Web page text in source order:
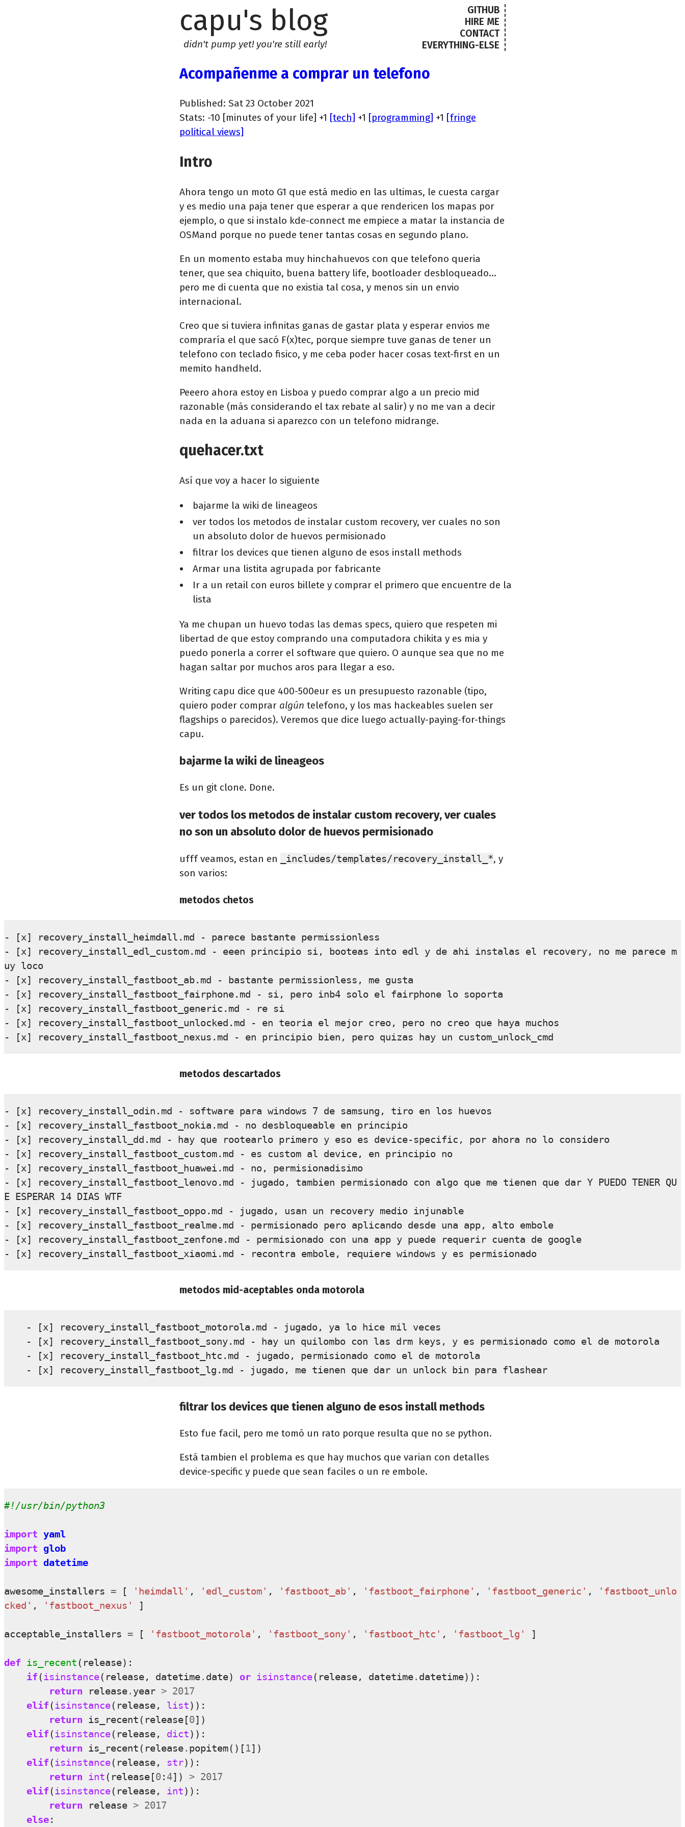
capu's blog
didn't pump yet! you're still early!
GITHUB
HIRE ME
CONTACT
EVERYTHING-ELSE
Acompañenme a comprar un telefono
Published: Sat 23 October 2021
Stats: -10 [minutes of your life] +1 [tech] +1 [programming] +1 [fringe
political views]
Intro
Ahora tengo un moto G1 que está medio en las ultimas, le cuesta cargar
y es medio una paja tener que esperar a que rendericen los mapas por
ejemplo, o que si instalo kde-connect me empiece a matar la instancia de
OSMand porque no puede tener tantas cosas en segundo plano.
En un momento estaba muy hinchahuevos con que telefono queria
tener, que sea chiquito, buena battery life, bootloader desbloqueado...
pero me di cuenta que no existia tal cosa, y menos sin un envio
internacional.
Creo que si tuviera infinitas ganas de gastar plata y esperar envios me
compraría el que sacó F(x)tec, porque siempre tuve ganas de tener un
telefono con teclado fisico, y me ceba poder hacer cosas text-first en un
memito handheld.
Peeero ahora estoy en Lisboa y puedo comprar algo a un precio mid
razonable (más considerando el tax rebate al salir) y no me van a decir
nada en la aduana si aparezco con un telefono midrange.
quehacer.txt
Así que voy a hacer lo siguiente
bajarme la wiki de lineageos
ver todos los metodos de instalar custom recovery, ver cuales no son
un absoluto dolor de huevos permisionado
filtrar los devices que tienen alguno de esos install methods
Armar una listita agrupada por fabricante
Ir a un retail con euros billete y comprar el primero que encuentre de la
lista
Ya me chupan un huevo todas las demas specs, quiero que respeten mi
libertad de que estoy comprando una computadora chikita y es mia y
puedo ponerla a correr el software que quiero. O aunque sea que no me
hagan saltar por muchos aros para llegar a eso.
Writing capu dice que 400-500eur es un presupuesto razonable (tipo,
quiero poder comprar algún telefono, y los mas hackeables suelen ser
flagships o parecidos). Veremos que dice luego actually-paying-for-things
capu.
bajarme la wiki de lineageos
Es un git clone. Done.
ver todos los metodos de instalar custom recovery, ver cuales
no son un absoluto dolor de huevos permisionado
ufff veamos, estan en _includes/templates/recovery_install_*, y
son varios:
metodos chetos
- [x] recovery_install_heimdall.md - parece bastante permissionless
- [x] recovery_install_edl_custom.md - eeen principio si, booteas into edl y de ahi instalas el recovery, no me parece m
uy loco
- [x] recovery_install_fastboot_ab.md - bastante permissionless, me gusta
- [x] recovery_install_fastboot_fairphone.md - si, pero inb4 solo el fairphone lo soporta
- [x] recovery_install_fastboot_generic.md - re si
- [x] recovery_install_fastboot_unlocked.md - en teoria el mejor creo, pero no creo que haya muchos
metodos descartados
- [x] recovery_install_odin.md - software para windows 7 de samsung, tiro en los huevos
- [x] recovery_install_fastboot_nokia.md - no desbloqueable en principio
- [x] recovery_install_dd.md - hay que rootearlo primero y eso es device-specific, por ahora no lo considero
- [x] recovery_install_fastboot_custom.md - es custom al device, en principio no
- [x] recovery_install_fastboot_huawei.md - no, permisionadisimo
- [x] recovery_install_fastboot_lenovo.md - jugado, tambien permisionado con algo que me tienen que dar Y PUEDO TENER QU
E ESPERAR 14 DIAS WTF
- [x] recovery_install_fastboot_oppo.md - jugado, usan un recovery medio injunable
- [x] recovery_install_fastboot_realme.md - permisionado pero aplicando desde una app, alto embole
- [x] recovery_install_fastboot_zenfone.md - permisionado con una app y puede requerir cuenta de google
metodos mid-aceptables onda motorola
- [x] recovery_install_fastboot_motorola.md - jugado, ya lo hice mil veces
- [x] recovery_install_fastboot_sony.md - hay un quilombo con las drm keys, y es permisionado como el de motorola
- [x] recovery_install_fastboot_htc.md - jugado, permisionado como el de motorola
- [x] recovery_install_fastboot_lg.md - jugado, me tienen que dar un unlock bin para flashear
filtrar los devices que tienen alguno de esos install methods
Esto fue facil, pero me tomó un rato porque resulta que no se python.
Está tambien el problema es que hay muchos que varian con detalles
device-specific y puede que sean faciles o un re embole.
#!/usr/bin/python3
import yaml
import glob
import datetime
awesome_installers = [ 'heimdall' , 'edl_custom' , 'fastboot_ab' , 'fastboot_fairphone' , 'fastboot_generic' ,
'fastboot_unlo
cked' , 'fastboot_nexus' ]
acceptable_installers = [ 'fastboot_motorola' , 'fastboot_sony' , 'fastboot_htc' , 'fastboot_lg' ]
def is_recent ( release):
if (isinstance( release, datetime. date) or isinstance( release, datetime. datetime)):
return
release. year > 2017
elif (isinstance( release, list)):
return is_recent ( release[0])
elif (isinstance( release, dict)):
return is_recent ( release. popitem()[1])
elif (isinstance( release, str)):
return int ( release[0: 4]) > 2017
elif (isinstance( release, int)):
return
release > 2017
else: